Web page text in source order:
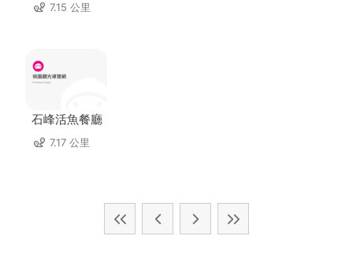
7.15 公里
石峰活魚餐廳
7.17 公里